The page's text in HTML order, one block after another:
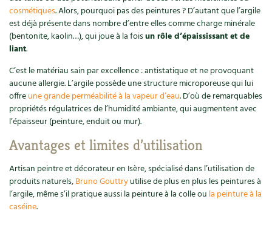
Maison écologique
Enfants
DIY, autonomie
Société, engagement
Cuisine saine
Manger bio
Cures, régimes
Dessert, Boulangerie
DVD
Nos productions
Agenda, calendrier
Livres
Le magazineLes 4 saisons
Stages
Cartes cadeau
Dormir à Terre vivante
Infos pratiques
Horaires, tarifs, restauration
Accès
Séjourner en Trièves
Nous contacter
Cultiver sous serre
Ornement et aménagement du jardin
Bricolages au jardin
Ravageurs et maladies au jardin
Débat d’experts
Nouvelles sur le jardin et l’écologie
Prenez-en de la graine !
Les chroniques de Marie
Habitat écologique
cosmétiques. Alors, pourquoi pas des peintures ? D’autant que l’argile
est déjà présente dans nombre d’entre elles comme charge minérale
(bentonite, kaolin…), qui joue à la foisun rôle d’épaississant et de
liant.
C’est le matériau sain par excellence : antistatique et ne provoquant
aucune allergie. L’argile possède une structure microporeuse qui lui
offreune grande perméabilité à la vapeur d’eau. D’où de remarquables
propriétés régulatrices de l’humidité ambiante, qui augmentent avec
l’épaisseur (peinture, enduit ou mur).
Avantages et limites d’utilisation
Artisan peintre et décorateur en Isère, spécialisé dans l’utilisation de
produits naturels,Bruno Gouttryutilise de plus en plus les peintures à
l’argile, même s’il pratique aussi la peinture à la colle ou la peinture à la
caséine.